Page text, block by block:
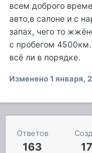
всем доброго
авто,в салоне и с
запах, чего то
с пробегом
всё ли в порядке.
Изменено1 января,
Ответов
163